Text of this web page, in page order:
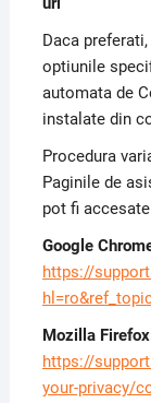
Daca
optiunile
automata de
instalate din
Procedura
Paginile de
pot fi
Google
https://
Mozilla
https://
your-privacy/